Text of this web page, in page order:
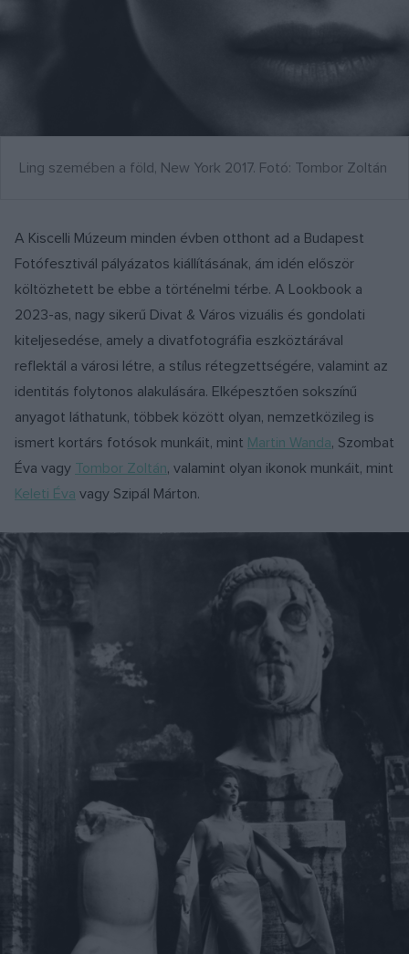
Ling szemében a föld, New York 2017. Fotó: Tombor Zoltán
A Kiscelli Múzeum minden évben otthont ad a Budapest
Fotófesztivál pályázatos kiállításának, ám idén először
költözhetett be ebbe a történelmi térbe. A Lookbook a
2023-as, nagy sikerű Divat & Város vizuális és gondolati
kiteljesedése, amely a divatfotográfia eszköztárával
reflektál a városi létre, a stílus rétegzettségére, valamint az
identitás folytonos alakulására. Elképesztően sokszínű
anyagot láthatunk, többek között olyan, nemzetközileg is
ismert kortárs fotósok munkáit, mint Martin Wanda, Szombat
Éva vagy Tombor Zoltán, valamint olyan ikonok munkáit, mint
Keleti Éva vagy Szipál Márton.